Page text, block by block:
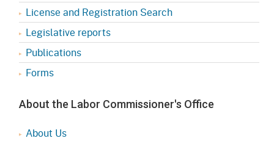
License and Registration Search
Legislative reports
Publications
Forms
About the Labor Commissioner's Office
About Us